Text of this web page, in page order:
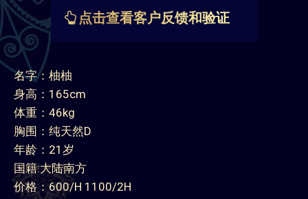
点击查看客户反馈和验证
名字：柚柚
身高：165cm
体重：46kg
胸围：纯天然D
年龄：21岁
国籍:大陆南方
价格：600/H 1100/2H